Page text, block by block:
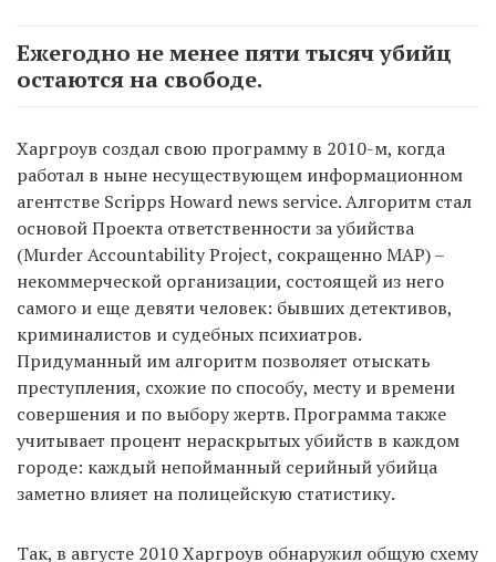
Ежегодно не менее пяти тысяч убийц
остаются на свободе.
Харгроув создал свою программу в 2010-м, когда
работал в ныне несуществующем информационном
агентстве Scripps Howard news service. Алгоритм стал
основой Проекта ответственности за убийства
(Murder Accountability Project, сокращенно MAP) –
некоммерческой организации, состоящей из него
самого и еще девяти человек: бывших детективов,
криминалистов и судебных психиатров.
Придуманный им алгоритм позволяет отыскать
преступления, схожие по способу, месту и времени
совершения и по выбору жертв. Программа также
учитывает процент нераскрытых убийств в каждом
городе: каждый непойманный серийный убийца
заметно влияет на полицейскую статистику.
Так, в августе 2010 Харгроув обнаружил общую схему